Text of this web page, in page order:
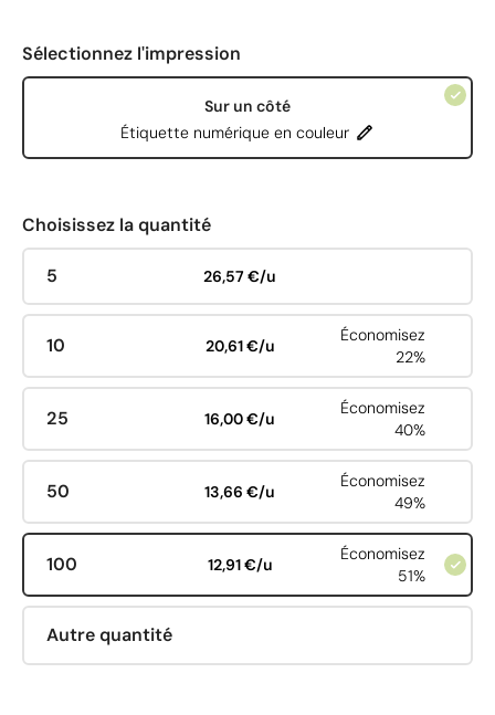
Sélectionnez l'impression
Sur un côté
Étiquette numérique en couleur
Choisissez la quantité
5 26,57 €/u
10 20,61 €/u
Économisez
22%
25 16,00 €/u
Économisez
40%
50 13,66 €/u
Économisez
49%
100 12,91 €/u
Économisez
51%
Autre quantité